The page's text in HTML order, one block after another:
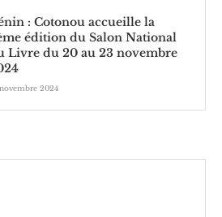
: Cotonou accueille la
édition du Salon National
Livre du 20 au 23 novembre
2024